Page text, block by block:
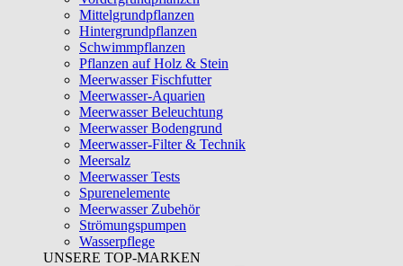
Mittelgrundpflanzen
Hintergrundpflanzen
Schwimmpflanzen
Pflanzen auf Holz & Stein
Meerwasser Fischfutter
Meerwasser-Aquarien
Meerwasser Beleuchtung
Meerwasser Bodengrund
Meerwasser-Filter & Technik
Meersalz
Meerwasser Tests
Spurenelemente
Meerwasser Zubehör
Strömungspumpen
Wasserpflege
UNSERE TOP-MARKEN